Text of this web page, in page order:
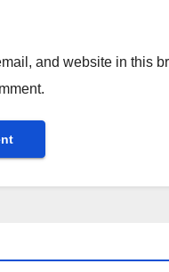
and website in this